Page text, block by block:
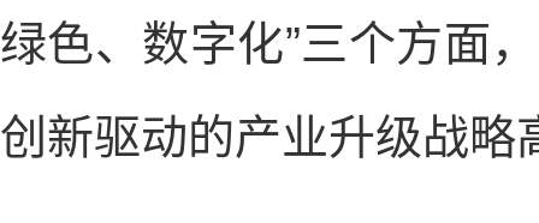
绿色、数字化”三个方面
创新驱动的产业升级战略